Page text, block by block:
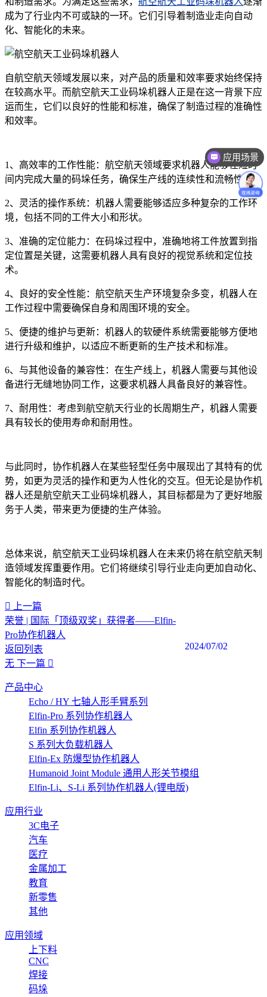
成为了行业内不可或缺的一环。它们引导着制造业走向自动
化、智能化的未来。
自航空航天领域发展以来，对产品的质量和效率要求始终保持
在较高水平。而航空航天工业码垛机器人正是在这一背景下应
运而生，它们以良好的性能和标准，确保了制造过程的准确性
和效率。
1、高效率的工作性能：航空航天领域要求机器人能够在短时
间内完成大量的码垛任务，确保生产线的连续性和流畅性。
2、灵活的操作系统：机器人需要能够适应多种复杂的工作环
境，包括不同的工件大小和形状。
3、准确的定位能力：在码垛过程中，准确地将工件放置到指
定位置是关键，这需要机器人具有良好的视觉系统和定位技
术。
4、良好的安全性能：航空航天生产环境复杂多变，机器人在
工作过程中需要确保自身和周围环境的安全。
5、便捷的维护与更新：机器人的软硬件系统需要能够方便地
进行升级和维护，以适应不断更新的生产技术和标准。
6、与其他设备的兼容性：在生产线上，机器人需要与其他设
备进行无缝地协同工作，这要求机器人具备良好的兼容性。
7、耐用性：考虑到航空航天行业的长周期生产，机器人需要
具有较长的使用寿命和耐用性。
与此同时，协作机器人在某些轻型任务中展现出了其特有的优
势，如更为灵活的操作和更为人性化的交互。但无论是协作机
器人还是航空航天工业码垛机器人，其目标都是为了更好地服
务于人类，带来更为便捷的生产体验。
总体来说，航空航天工业码垛机器人在未来仍将在航空航天制
造领域发挥重要作用。它们将继续引导行业走向更加自动化、
智能化的制造时代。
上一篇
荣誉 | 国际「顶级双奖」获得者——Elfin-
Pro协作机器人
2024/07/02
返回列表
无 下一篇
产品中心
Echo / HY 七轴人形手臂系列
Elfin-Pro 系列协作机器人
Elfin 系列协作机器人
S 系列大负载机器人
Elfin-Ex 防爆型协作机器人
Humanoid Joint Module 通用人形关节模组
Elfin-Li、S-Li 系列协作机器人(锂电版)
应用行业
3C电子
汽车
医疗
金属加工
教育
新零售
其他
应用领域
上下料
CNC
焊接
码垛
应用场景
价格咨询